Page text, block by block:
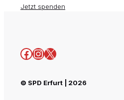
Jetzt spenden
Facebook
Instagram
X
© SPD Erfurt | 2026